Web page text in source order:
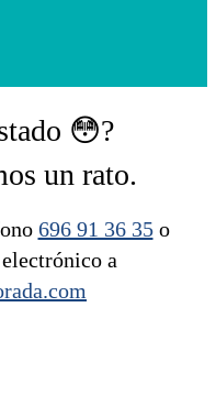
😳?
un rato.
696 91 36 35o
a